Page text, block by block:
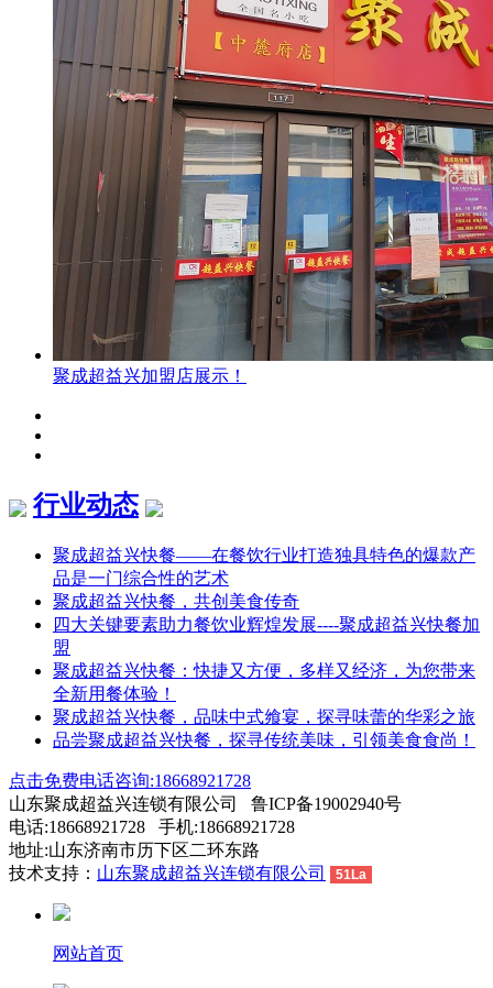
聚成超益兴加盟店展示！
行业动态
聚成超益兴快餐——在餐饮行业打造独具特色的爆款产
品是一门综合性的艺术
聚成超益兴快餐，共创美食传奇
四大关键要素助力餐饮业辉煌发展----聚成超益兴快餐加
盟
聚成超益兴快餐：快捷又方便，多样又经济，为您带来
全新用餐体验！
聚成超益兴快餐，品味中式飨宴，探寻味蕾的华彩之旅
品尝聚成超益兴快餐，探寻传统美味，引领美食食尚！
点击免费电话咨询:18668921728
山东聚成超益兴连锁有限公司 鲁ICP备19002940号
电话:18668921728 手机:18668921728
地址:山东济南市历下区二环东路
技术支持： 山东聚成超益兴连锁有限公司 51La
网站首页